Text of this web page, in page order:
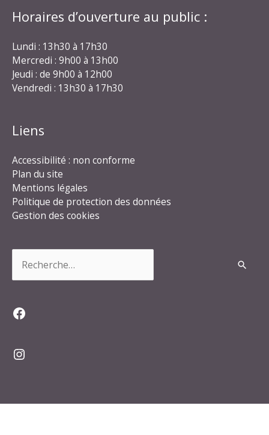
Horaires d’ouverture au public :
Lundi : 13h30 à 17h30
Mercredi : 9h00 à 13h00
Jeudi : de 9h00 à 12h00
Vendredi : 13h30 à 17h30
Liens
Accessibilité : non conforme
Plan du site
Mentions légales
Politique de protection des données
Gestion des cookies
Facebook
Instagram